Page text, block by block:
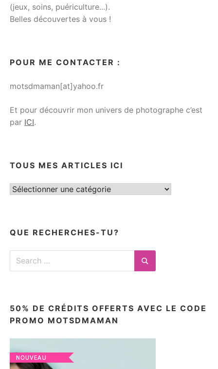
(jeux, soins, puériculture...).
Belles découvertes à vous !
POUR ME CONTACTER :
motsdmaman[at]yahoo.fr
Et pour découvrir mon univers de photographe c’est
par ICI.
TOUS MES ARTICLES ICI
Tous
QUE RECHERCHES-TU?
Search
Search
50% DE CRÉDITS OFFERTS AVEC LE CODE
PROMO MOTSDMAMAN